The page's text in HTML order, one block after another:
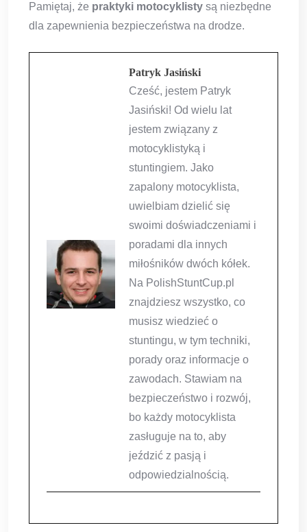
Pamiętaj, że praktyki motocyklisty są niezbędne
dla zapewnienia bezpieczeństwa na drodze.
Patryk Jasiński
Cześć, jestem Patryk
Jasiński! Od wielu lat
jestem związany z
motocyklistyką i
stuntingiem. Jako
zapalony motocyklista,
uwielbiam dzielić się
swoimi doświadczeniami i
poradami dla innych
miłośników dwóch kółek.
Na PolishStuntCup.pl
znajdziesz wszystko, co
musisz wiedzieć o
stuntingu, w tym techniki,
porady oraz informacje o
zawodach. Stawiam na
bezpieczeństwo i rozwój,
bo każdy motocyklista
zasługuje na to, aby
jeździć z pasją i
odpowiedzialnością.